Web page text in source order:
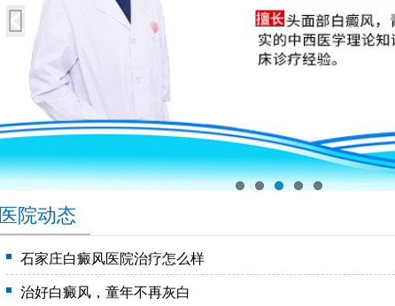
医院动态
石家庄白癜风医院治疗怎么样
治好白癜风，童年不再灰白